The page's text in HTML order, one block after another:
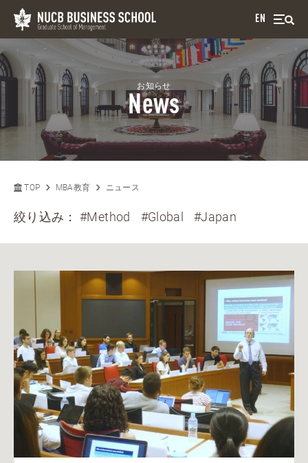
EN
お知らせ
News
TOP MBA教育 ニュース
絞り込み：#Method #Global #Japan